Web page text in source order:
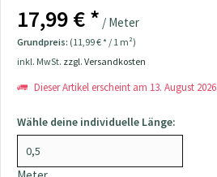
17,99 € * / Meter
Grundpreis: (11,99 € * / 1 m²)
inkl. MwSt. zzgl. Versandkosten
Dieser Artikel erscheint am 13. August 2026
Wähle deine individuelle Länge: